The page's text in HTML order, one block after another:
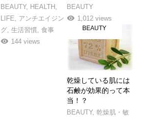
BEAUTY, HEALTH
LIFE
アンチエイジン
グ, 生活習慣, 食事
144 views
BEAUTY
1,012 views
乾燥している肌には
石鹸が効果的って本
当！？
BEAUTY,乾燥肌・敏
BEAUTY